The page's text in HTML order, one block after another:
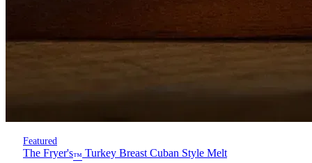
Featured
The Fryer's™ Turkey Breast Cuban Style Melt